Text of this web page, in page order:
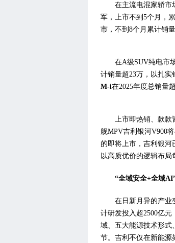
在主流电混家轿市
军，上市不到5个月，
市，不到8个月累计销
在A级SUV纯电市
计销量超23万，以扎实
M-i在2025年度总销量
上市即热销、款
舰MPV吉利银河V900
的即将上市，吉利银河
以高质优价的逻辑布局
“全域安全+全域AI
在日新月异的产业
计研发投入超2500亿
域‌、‌五大能源技术形式
节。吉利不仅在新能源